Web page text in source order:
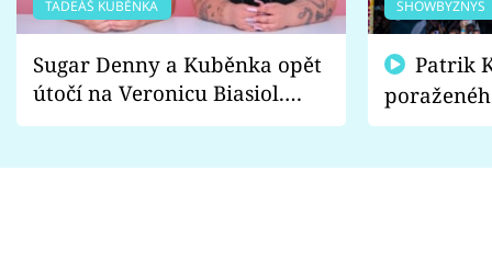
TADEÁŠ KUBĚNKA
Sugar Denny a Kuběnka opět
útočí na Veronicu Biasiol.
Proč je podle nich falešná a
SHOWBYZNYS
fanoušci